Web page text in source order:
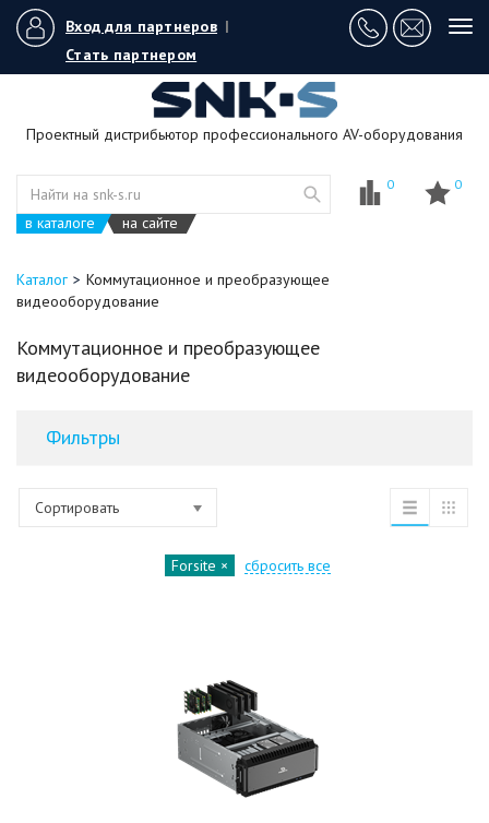
Вход для партнеров |
Стать партнером
Проектный дистрибьютор профессионального AV-оборудования
в каталоге на сайте
0 0
Каталог
Коммутационное и преобразующее
видеооборудование
Коммутационное и преобразующее
видеооборудование
Фильтры
Сортировать
Forsite сбросить все